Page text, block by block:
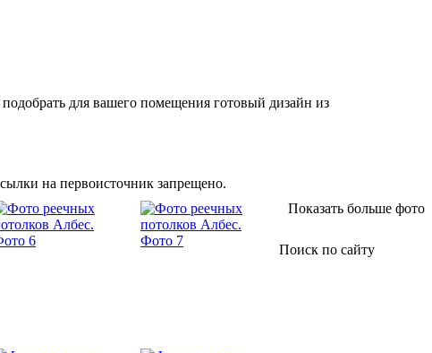
для вашего помещения готовый дизайн из
на первоисточник запрещено.
Показать больше фото
Поиск по cайту